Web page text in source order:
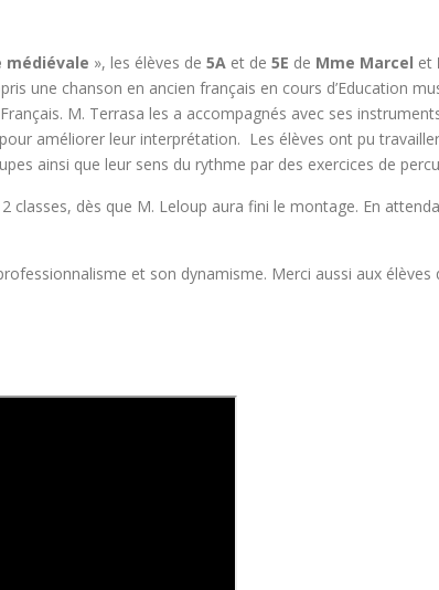
médiévale », les élèves de 5A et de 5E de Mme Marcel et
une chanson en ancien français en cours d’Education
M. Terrasa les a accompagnés avec ses
améliorer leur interprétation. Les élèves ont pu
ainsi que leur sens du rythme par des exercices de
classes, dès que M. Leloup aura fini le montage. En
et son dynamisme. Merci aussi aux